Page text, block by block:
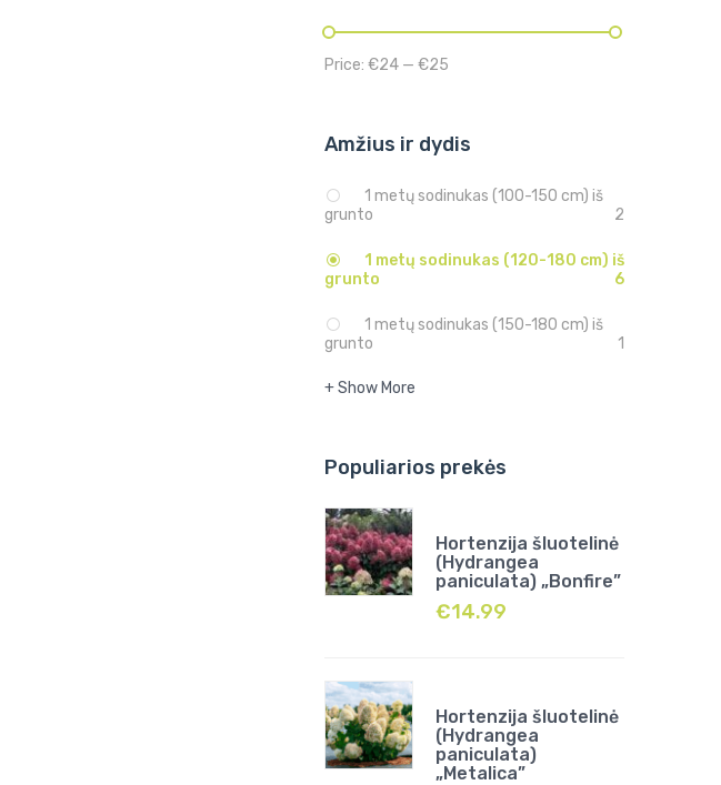
Price: €24 — €25
Amžius ir dydis
1 metų sodinukas (100-150 cm) iš
grunto
2
1 metų sodinukas (120-180 cm) iš
grunto
6
1 metų sodinukas (150-180 cm) iš
grunto
1
+ Show More
Populiarios prekės
Hortenzija šluotelinė
(Hydrangea
paniculata) „Bonfire”
€14.99
Hortenzija šluotelinė
(Hydrangea
paniculata)
„Metalica”